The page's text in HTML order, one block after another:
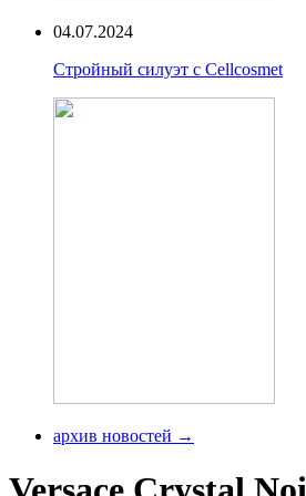
04.07.2024
Стройный силуэт с Cellcosmet
архив новостей →